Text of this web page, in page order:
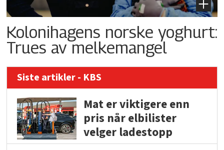
Kolonihagens norske yoghurt:
Trues av melkemangel
Siste artikler - KBS
Mat er viktigere enn
pris når elbilister
velger ladestopp